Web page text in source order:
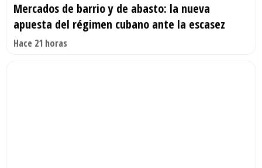
Mercados de barrio y de abasto: la nueva
apuesta del régimen cubano ante la escasez
Hace 21 horas